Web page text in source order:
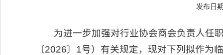
发布日
为进一步加强对行业协会商会负责人任
〔2026〕1号）有关规定，现对下列拟作为